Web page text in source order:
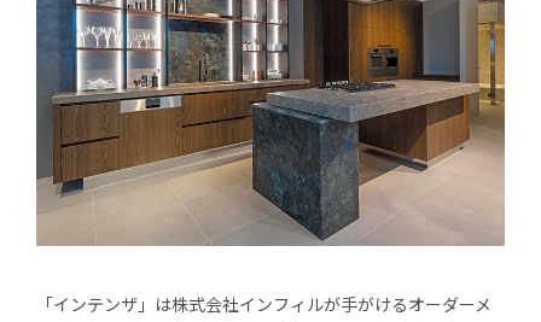
「インテンザ」は株式会社インフィルが手がけるオーダーメ